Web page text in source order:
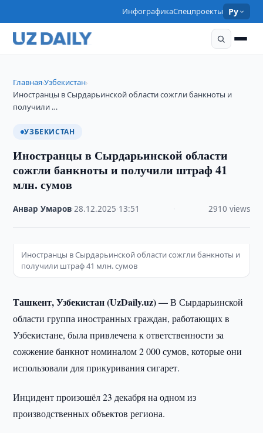
ИнфографикаСпецпроекты Ру
Главная›Узбекистан›
Иностранцы в Сырдарьинской области сожгли банкноты и
получили …
УЗБЕКИСТАН
Иностранцы в Сырдарьинской области
сожгли банкноты и получили штраф 41
млн. сумов
Анвар Умаров ·28.12.2025 13:51 2910 views
Иностранцы в Сырдарьинской области сожгли банкноты и
получили штраф 41 млн. сумов
Ташкент, Узбекистан (UzDaily.uz) —В Сырдарьинской
области группа иностранных граждан, работающих в
Узбекистане, была привлечена к ответственности за
сожжение банкнот номиналом 2 000 сумов, которые они
использовали для прикуривания сигарет.
Инцидент произошёл 23 декабря на одном из
производственных объектов региона.